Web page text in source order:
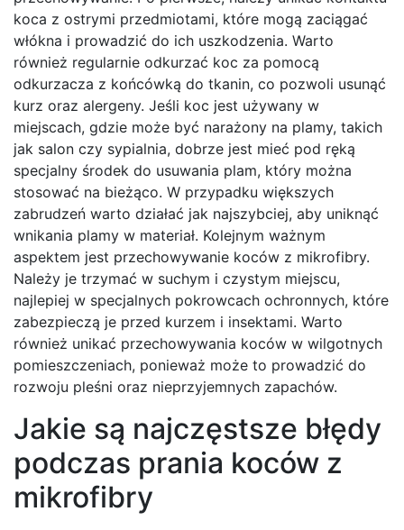
koca z ostrymi przedmiotami, które mogą zaciągać
włókna i prowadzić do ich uszkodzenia. Warto
również regularnie odkurzać koc za pomocą
odkurzacza z końcówką do tkanin, co pozwoli usunąć
kurz oraz alergeny. Jeśli koc jest używany w
miejscach, gdzie może być narażony na plamy, takich
jak salon czy sypialnia, dobrze jest mieć pod ręką
specjalny środek do usuwania plam, który można
stosować na bieżąco. W przypadku większych
zabrudzeń warto działać jak najszybciej, aby uniknąć
wnikania plamy w materiał. Kolejnym ważnym
aspektem jest przechowywanie koców z mikrofibry.
Należy je trzymać w suchym i czystym miejscu,
najlepiej w specjalnych pokrowcach ochronnych, które
zabezpieczą je przed kurzem i insektami. Warto
również unikać przechowywania koców w wilgotnych
pomieszczeniach, ponieważ może to prowadzić do
rozwoju pleśni oraz nieprzyjemnych zapachów.
Jakie są najczęstsze błędy
podczas prania koców z
mikrofibry